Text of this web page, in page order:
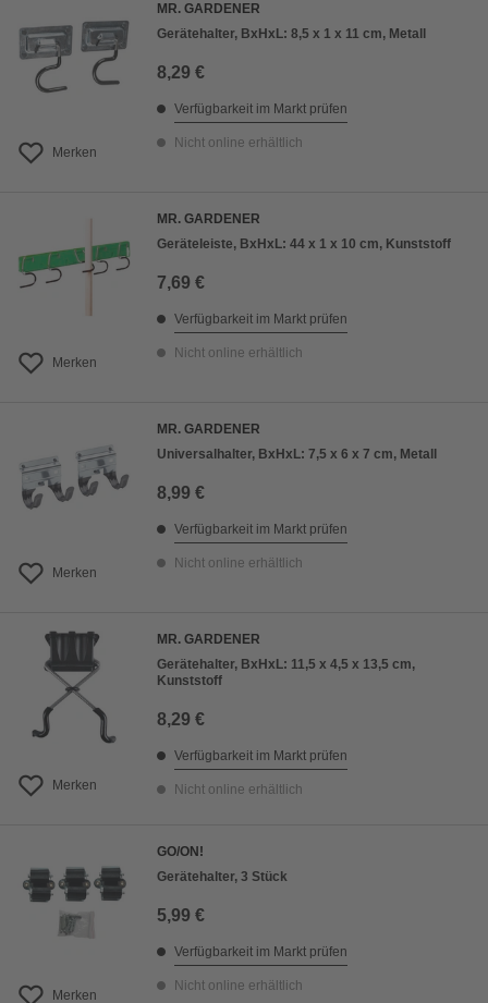
Merken
MR. GARDENER
Gerätehalter, BxHxL: 8,5 x 1 x 11 cm, Metall
8,29 €
Verfügbarkeit im Markt prüfen
Nicht online erhältlich
Merken
MR. GARDENER
Geräteleiste, BxHxL: 44 x 1 x 10 cm, Kunststoff
7,69 €
Verfügbarkeit im Markt prüfen
Nicht online erhältlich
Merken
MR. GARDENER
Universalhalter, BxHxL: 7,5 x 6 x 7 cm, Metall
8,99 €
Verfügbarkeit im Markt prüfen
Nicht online erhältlich
Merken
MR. GARDENER
Gerätehalter, BxHxL: 11,5 x 4,5 x 13,5 cm,
Kunststoff
8,29 €
Verfügbarkeit im Markt prüfen
Nicht online erhältlich
Merken
GO/ON!
Gerätehalter, 3 Stück
5,99 €
Verfügbarkeit im Markt prüfen
Nicht online erhältlich